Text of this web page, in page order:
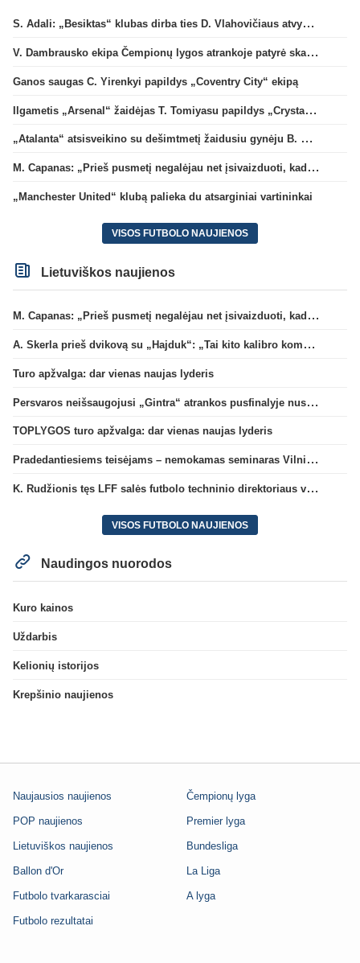
S. Adali: „Besiktas“ klubas dirba ties D. Vlahovičiaus atvykimu“
V. Dambrausko ekipa Čempionų lygos atrankoje patyrė skaudžią nesėkmę
Ganos saugas C. Yirenkyi papildys „Coventry City“ ekipą
Ilgametis „Arsenal“ žaidėjas T. Tomiyasu papildys „Crystal Palace“ ekipą
„Atalanta“ atsisveikino su dešimtmetį žaidusiu gynėju B. Djimsiti
M. Capanas: „Prieš pusmetį negalėjau net įsivaizduoti, kad žaisime prieš „Hajduk“
„Manchester United“ klubą palieka du atsarginiai vartininkai
VISOS FUTBOLO NAUJIENOS
Lietuviškos naujienos
M. Capanas: „Prieš pusmetį negalėjau net įsivaizduoti, kad žaisime prieš „Hajduk“
A. Skerla prieš dvikovą su „Hajduk“: „Tai kito kalibro komanda“
Turo apžvalga: dar vienas naujas lyderis
Persvaros neišsaugojusi „Gintra“ atrankos pusfinalyje nusileido Škotijos čempionėms
TOPLYGOS turo apžvalga: dar vienas naujas lyderis
Pradedantiesiems teisėjams – nemokamas seminaras Vilniuje šį penktadienį
K. Rudžionis tęs LFF salės futbolo techninio direktoriaus veiklą
VISOS FUTBOLO NAUJIENOS
Naudingos nuorodos
Kuro kainos
Uždarbis
Kelionių istorijos
Krepšinio naujienos
Naujausios naujienos
POP naujienos
Lietuviškos naujienos
Ballon d'Or
Futbolo tvarkarasciai
Futbolo rezultatai
Čempionų lyga
Premier lyga
Bundesliga
La Liga
A lyga